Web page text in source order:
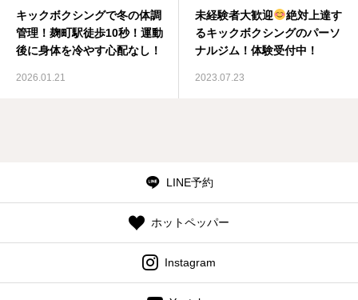
キックボクシングで冬の体調
管理！麹町駅徒歩10秒！運動
後に身体を冷やす心配なし！
2026.01.21
未経験者大歓迎
絶対上達す
るキックボクシングのパーソ
ナルジム！体験受付中！
2023.07.23
LINE予約
ホットペッパー
Instagram